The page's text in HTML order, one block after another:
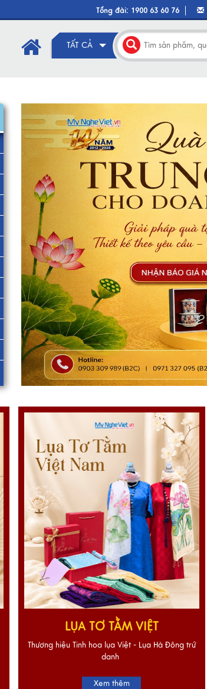
Tổng đài: 1900 63 60 76
TẤT CẢ
Previous
LỤA TƠ TẰM VIỆT
Thương hiệu Tinh hoa lụa Việt - Lụa Hà Đông trứ
danh
Xem thêm